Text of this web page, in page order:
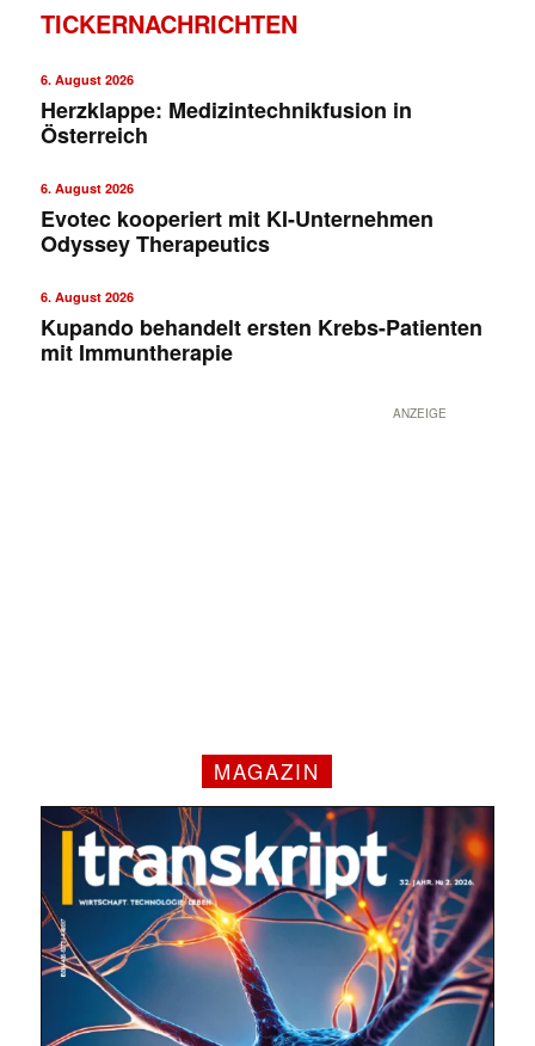
TICKERNACHRICHTEN
6. August 2026
Herzklappe: Medizintechnikfusion in
Österreich
6. August 2026
Evotec kooperiert mit KI-Unternehmen
Odyssey Therapeutics
6. August 2026
Kupando behandelt ersten Krebs-Patienten
mit Immuntherapie
ANZEIGE
MAGAZIN